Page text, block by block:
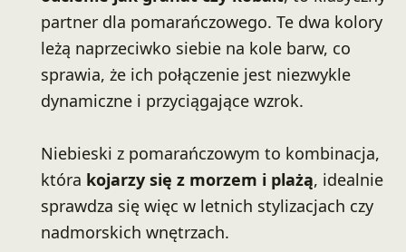
partner dla pomarańczowego. Te dwa kolory
leżą naprzeciwko siebie na kole barw, co
sprawia, że ich połączenie jest niezwykle
dynamiczne i przyciągające wzrok.
Niebieski z pomarańczowym to kombinacja,
która kojarzy się z morzem i plażą, idealnie
sprawdza się więc w letnich stylizacjach czy
nadmorskich wnętrzach.